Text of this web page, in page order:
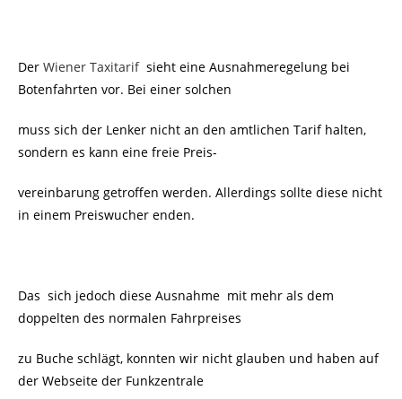
Der Wiener Taxitarif sieht eine Ausnahmeregelung bei
Botenfahrten vor. Bei einer solchen
muss sich der Lenker nicht an den amtlichen Tarif halten,
sondern es kann eine freie Preis-
vereinbarung getroffen werden. Allerdings sollte diese nicht
in einem Preiswucher enden.
Das sich jedoch diese Ausnahme mit mehr als dem
doppelten des normalen Fahrpreises
zu Buche schlägt, konnten wir nicht glauben und haben auf
der Webseite der Funkzentrale